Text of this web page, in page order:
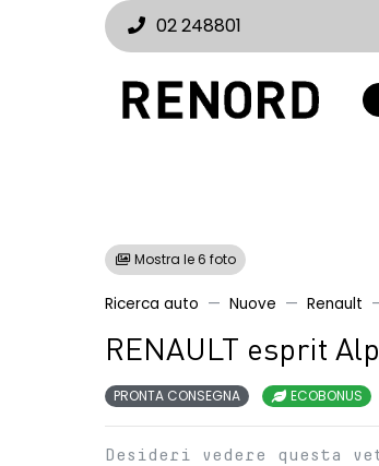
02 248801
Mostra le 6 foto
Ricerca auto Nuove Renault
RENAULT esprit
PRONTA CONSEGNA ECOBONUS
Desideri vedere questa